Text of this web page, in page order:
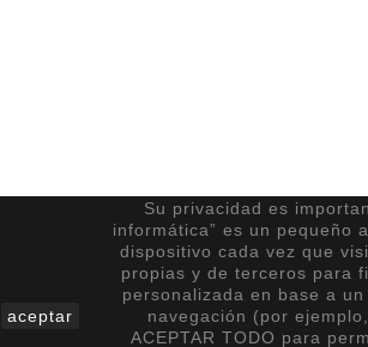
aceptar
Su privacidad es
informática” es un pequeño
dispositivo cada vez que
propias y de terceros para
personalizada en base a
navegación (por
ACEPTAR TODO para